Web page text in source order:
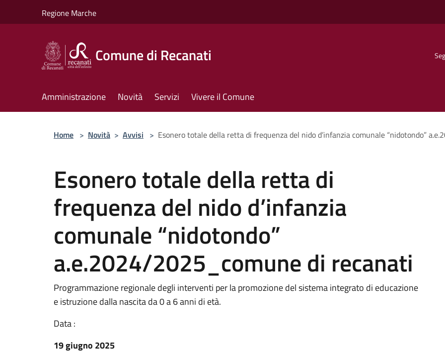
Regione Marche
Comune di Recanati
Amministrazione Novità Servizi Vivere il Comune
Home > Novità > Avvisi > Esonero totale della retta di frequenza del nido d’infanzia comunale “nidotondo”
Esonero totale della retta di
frequenza del nido d’infanzia
comunale “nidotondo”
a.e.2024/2025_comune di recanati
Programmazione regionale degli interventi per la promozione del sistema integrato di educazione
e istruzione dalla nascita da 0 a 6 anni di età.
Data :
19 giugno 2025